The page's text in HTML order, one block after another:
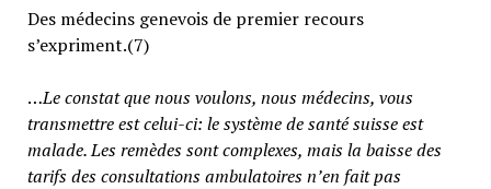
Des médecins genevois de premier recours
s’expriment.(7)
…Le constat que nous voulons, nous médecins, vous
transmettre est celui-ci: le système de santé suisse est
malade. Les remèdes sont complexes, mais la baisse des
tarifs des consultations ambulatoires n’en fait pas